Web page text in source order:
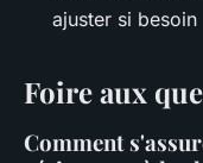
ajuster si besoin
Foire aux
Comment